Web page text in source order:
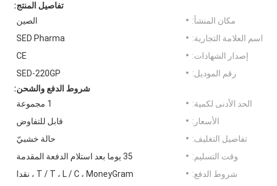
تفاصيل المنتج:
مكان المنشأ:
الصين
اسم العلامة التجارية:
SED Pharma
إصدار الشهادات:
CE
رقم الموديل:
SED-220GP
شروط الدفع والشحن:
الحد الأدنى لكمية:
1 مجموعة
الأسعار:
قابل للتفاوض
تفاصيل التغليف:
حالة خشبيّ
وقت التسليم:
35 يوما بعد استلام الدفعة المقدمة
شروط الدفع:
T / T ، L / C ، MoneyGram ، نقدا